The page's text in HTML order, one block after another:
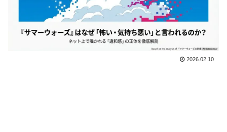
2026.02.10